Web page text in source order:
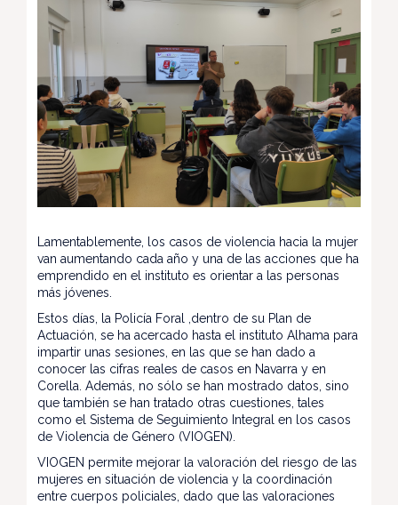
Lamentablemente, los casos de violencia hacia la mujer
van aumentando cada año y una de las acciones que ha
emprendido en el instituto es orientar a las personas
más jóvenes.
Estos días, la Policía Foral ,dentro de su Plan de
Actuación, se ha acercado hasta el instituto Alhama para
impartir unas sesiones, en las que se han dado a
conocer las cifras reales de casos en Navarra y en
Corella. Además, no sólo se han mostrado datos, sino
que también se han tratado otras cuestiones, tales
como el Sistema de Seguimiento Integral en los casos
de Violencia de Género (VIOGEN).
VIOGEN permite mejorar la valoración del riesgo de las
mujeres en situación de violencia y la coordinación
entre cuerpos policiales, dado que las valoraciones